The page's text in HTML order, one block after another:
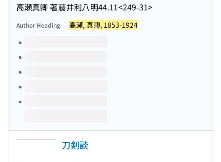
高瀬真卿 著藤井利八明44.11<249-31>
Author Heading 高瀬, 真卿, 1853-1924
Volumes of this title
刀剣談